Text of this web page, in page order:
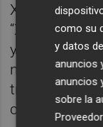
Xirivella,
“Xirivella
y orgullo de
necesidad de
continúe
como su
y datos
anuncios
anuncios
sobre la